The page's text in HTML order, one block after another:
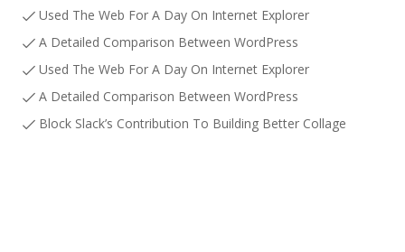
Used The Web For A Day On Internet Explorer
A Detailed Comparison Between WordPress
Used The Web For A Day On Internet Explorer
A Detailed Comparison Between WordPress
Block Slack’s Contribution To Building Better Collage